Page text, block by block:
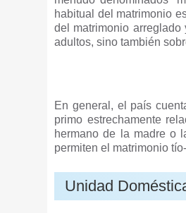
habitual del matrimonio
del matrimonio
adultos, sino también
En general, el país
primo estrechamente
hermano de la madre o
permiten el matrimonio
Unidad